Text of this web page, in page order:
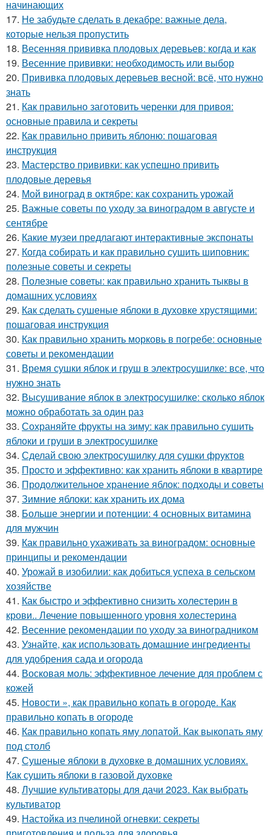
начинающих
17. Не забудьте сделать в декабре: важные дела,
которые нельзя пропустить
18. Весенняя прививка плодовых деревьев: когда и как
19. Весенние прививки: необходимость или выбор
20. Прививка плодовых деревьев весной: всё, что нужно
знать
21. Как правильно заготовить черенки для привоя:
основные правила и секреты
22. Как правильно привить яблоню: пошаговая
инструкция
23. Мастерство прививки: как успешно привить
плодовые деревья
24. Мой виноград в октябре: как сохранить урожай
25. Важные советы по уходу за виноградом в августе и
сентябре
26. Какие музеи предлагают интерактивные экспонаты
27. Когда собирать и как правильно сушить шиповник:
полезные советы и секреты
28. Полезные советы: как правильно хранить тыквы в
домашних условиях
29. Как сделать сушеные яблоки в духовке хрустящими:
пошаговая инструкция
30. Как правильно хранить морковь в погребе: основные
советы и рекомендации
31. Время сушки яблок и груш в электросушилке: все, что
нужно знать
32. Высушивание яблок в электросушилке: сколько яблок
можно обработать за один раз
33. Сохраняйте фрукты на зиму: как правильно сушить
яблоки и груши в электросушилке
34. Сделай свою электросушилку для сушки фруктов
35. Просто и эффективно: как хранить яблоки в квартире
36. Продолжительное хранение яблок: подходы и советы
37. Зимние яблоки: как хранить их дома
38. Больше энергии и потенции: 4 основных витамина
для мужчин
39. Как правильно ухаживать за виноградом: основные
принципы и рекомендации
40. Урожай в изобилии: как добиться успеха в сельском
хозяйстве
41. Как быстро и эффективно снизить холестерин в
крови.. Лечение повышенного уровня холестерина
42. Весенние рекомендации по уходу за виноградником
43. Узнайте, как использовать домашние ингредиенты
для удобрения сада и огорода
44. Восковая моль: эффективное лечение для проблем с
кожей
45. Новости », как правильно копать в огороде. Как
правильно копать в огороде
46. Как правильно копать яму лопатой. Как выкопать яму
под столб
47. Сушеные яблоки в духовке в домашних условиях.
Как сушить яблоки в газовой духовке
48. Лучшие культиваторы для дачи 2023. Как выбрать
культиватор
49. Настойка из пчелиной огневки: секреты